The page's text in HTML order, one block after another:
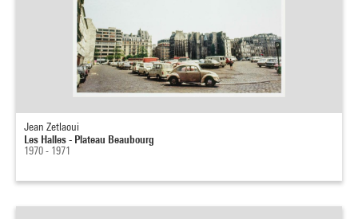
Jean Zetlaoui
Les Halles - Plateau Beaubourg
1970 - 1971